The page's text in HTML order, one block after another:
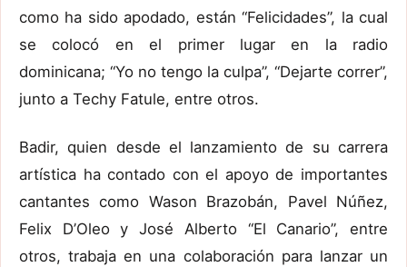
como ha sido apodado, están “Felicidades”, la cual
se colocó en el primer lugar en la radio
dominicana; “Yo no tengo la culpa”, “Dejarte correr”,
junto a Techy Fatule, entre otros.
Badir, quien desde el lanzamiento de su carrera
artística ha contado con el apoyo de importantes
cantantes como Wason Brazobán, Pavel Núñez,
Felix D’Oleo y José Alberto “El Canario”, entre
otros, trabaja en una colaboración para lanzar un